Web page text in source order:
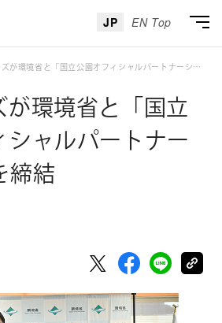
JP EN Top
が環境省と「国立公園オフィシャルパートナーシップ」を締結
が環境省と「国立
シャルパートナー
締結